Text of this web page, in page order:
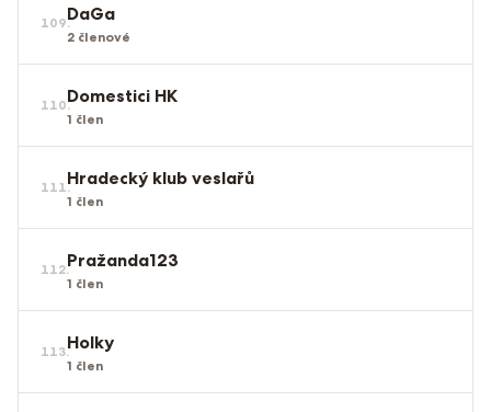
109.DaGa
2 členové
110.Domestici HK
1 člen
111.Hradecký klub veslařů
1 člen
112.Pražanda123
1 člen
113.Holky
1 člen